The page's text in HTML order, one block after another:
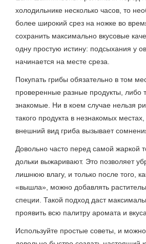
холодильнике несколько часов, то
более широкий срез на ножке во
сохранить максимально вкусовые
одну простую истину: подсыхания у
начинается на месте среза.
Покупать грибы обязательно в том
проверенные разные продукты, либо
знакомые. Ни в коем случае нельзя
такого продукта в незнакомых
внешний вид гриба вызывает
Довольно часто перед самой жаркой
дольки выжаривают. Это позволяет
лишнюю влагу, и только после того,
«вышла», можно добавлять
специи. Такой подход даст
проявить всю палитру аромата и
Используйте простые советы, и